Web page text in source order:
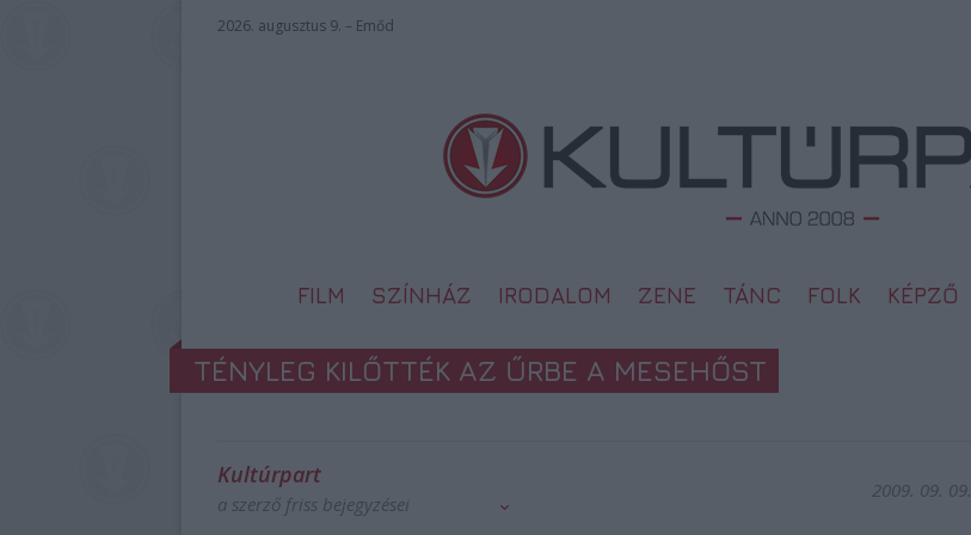
2026. augusztus 9. – Emőd
FILM SZÍNHÁZ IRODALOM ZENE TÁNC FOLK KÉPZŐ
TÉNYLEG KILŐTTÉK AZ ŰRBE A MESEHŐST
Kultúrpart
a szerző friss bejegyzései
2009. 09. 09.